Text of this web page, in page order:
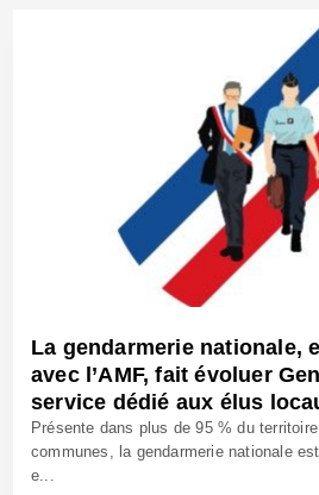
La gendarmerie nationale,
avec l’AMF, fait évoluer
service dédié aux élus
Présente dans plus de 95 % du
communes, la gendarmerie nationale
e...